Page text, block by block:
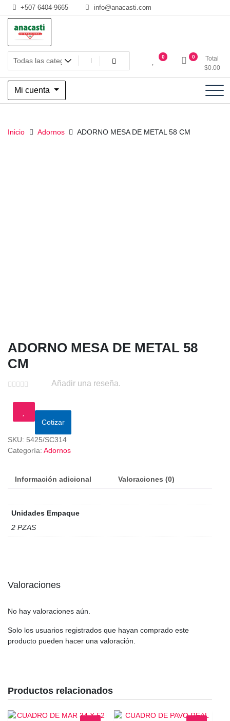
Saltar
al
contenido
+507 6404-9665 info@anacasti.com
Anacasti Internacional SA
Ventas de productos al por mayor de flores y plantas. juguetes,
navidad, religioso y adornos
0 0
Total
$0.00
Mi cuenta
Inicio Adornos ADORNO MESA DE METAL 58 CM
ADORNO MESA DE METAL 58
CM
Añadir una reseña.
Cotizar
SKU: 5425/SC314
Categoría: Adornos
Información adicional Valoraciones (0)
Unidades Empaque
2 PZAS
Valoraciones
No hay valoraciones aún.
Solo los usuarios registrados que hayan comprado este
producto pueden hacer una valoración.
Productos relacionados